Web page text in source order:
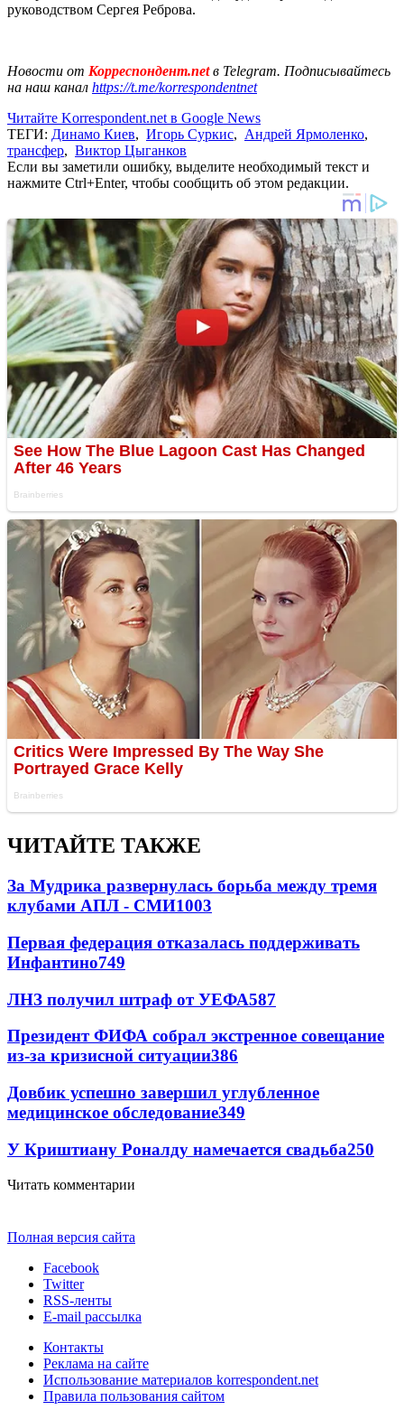
руководством Сергея Реброва.
Новости от Корреспондент.netв Telegram. Подписывайтесь
на наш канал https://t.me/korrespondentnet
Читайте Korrespondent.net в Google News
ТЕГИ: Динамо Киев, Игорь Суркис, Андрей Ярмоленко,
трансфер, Виктор Цыганков
Если вы заметили ошибку, выделите необходимый текст и
нажмите Ctrl+Enter, чтобы сообщить об этом редакции.
ЧИТАЙТЕ ТАКЖЕ
За Мудрика развернулась борьба между тремя
клубами АПЛ - СМИ1003
Первая федерация отказалась поддерживать
Инфантино749
ЛНЗ получил штраф от УЕФА587
Президент ФИФА собрал экстренное совещание
из-за кризисной ситуации386
Довбик успешно завершил углубленное
медицинское обследование349
У Криштиану Роналду намечается свадьба250
Читать комментарии
Полная версия сайта
Facebook
Twitter
RSS-ленты
E-mail рассылка
Контакты
Реклама на сайте
Использование материалов korrespondent.net
Правила пользования сайтом